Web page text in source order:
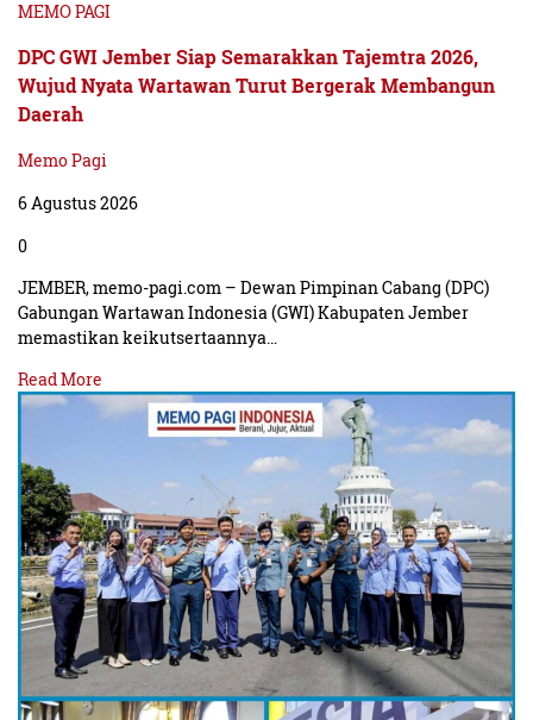
MEMO PAGI
DPC GWI Jember Siap Semarakkan Tajemtra 2026,
Wujud Nyata Wartawan Turut Bergerak Membangun
Daerah
Memo Pagi
6 Agustus 2026
0
JEMBER, memo-pagi.com – Dewan Pimpinan Cabang (DPC)
Gabungan Wartawan Indonesia (GWI) Kabupaten Jember
memastikan keikutsertaannya…
Read More